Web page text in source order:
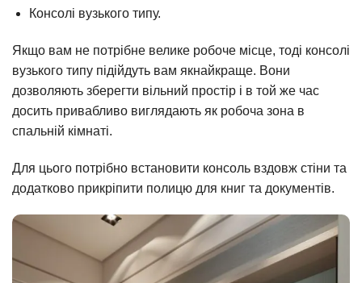
Консолі вузького типу.
Якщо вам не потрібне велике робоче місце, тоді консолі
вузького типу підійдуть вам якнайкраще. Вони
дозволяють зберегти вільний простір і в той же час
досить привабливо виглядають як робоча зона в
спальній кімнаті.
Для цього потрібно встановити консоль вздовж стіни та
додатково прикріпити полицю для книг та документів.